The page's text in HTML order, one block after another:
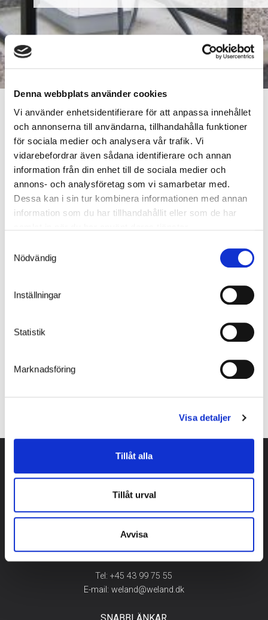
Denna webbplats använder cookies
Vi använder enhetsidentifierare för att anpassa innehållet
och annonserna till användarna, tillhandahålla funktioner
för sociala medier och analysera vår trafik. Vi
vidarebefordrar även sådana identifierare och annan
information från din enhet till de sociala medier och
annons- och analysföretag som vi samarbetar med.
Dessa kan i sin tur kombinera informationen med annan
information som du har tillhandahållit eller som de har
Nödvändig
Inställningar
Statistik
Marknadsföring
Visa detaljer
Tillåt alla
Tillåt urval
Avvisa
LADDSTATION OPTIME
KONTAKTA OSS
Rugvænget 32
2630 Taastrup
Danmark
Tel:+45 43 99 75 55
E-mail: weland@weland.dk